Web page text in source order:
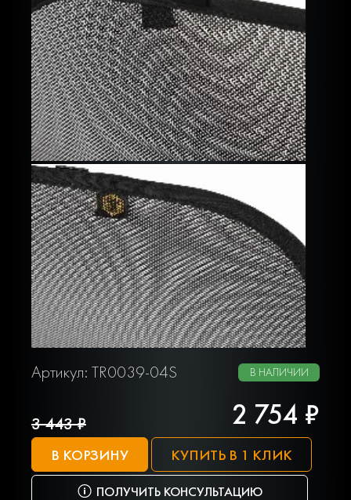
Артикул: TR0039-04S В НАЛИЧИИ
3 443 ₽ 2 754 ₽
В КОРЗИНУ КУПИТЬ В 1 КЛИК
ПОЛУЧИТЬ КОНСУЛЬТАЦИЮ